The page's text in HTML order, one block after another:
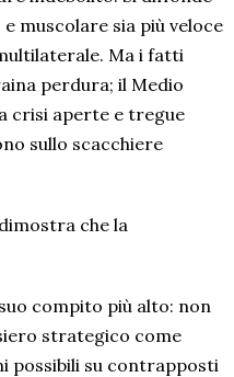
muscolare sia più veloce
Ma i fatti
perdura; il Medio
crisi aperte e tregue
sullo scacchiere
che la
compito più alto: non
strategico come
possibili su contrapposti